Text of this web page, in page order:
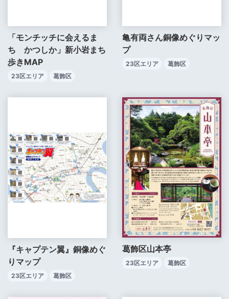
「モンチッチに会えるま
ち かつしか」新小岩まち
歩きMAP
23区エリア 葛飾区
亀有両さん銅像めぐりマッ
プ
23区エリア 葛飾区
『キャプテン翼』銅像めぐ
りマップ
23区エリア 葛飾区
葛飾区山本亭
23区エリア 葛飾区